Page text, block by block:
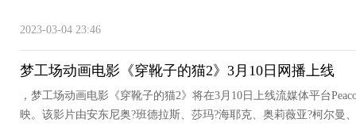
2023-03-04 23:46
梦工场动画电影《穿靴子的猫2》3月10日网播上线
，梦工场动画电影《穿靴子的猫2》将在3月10日上线流媒体平台
映。该影片由安东尼奥?班德拉斯、莎玛?海耶克、奥莉薇亚?柯尔曼